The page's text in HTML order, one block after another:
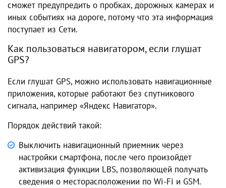
сможет предупредить о пробках, дорожных камерах и
иных событиях на дороге, потому что эта информация
поступает из Сети.
Как пользоваться навигатором, если глушат
GPS?
Если глушат GPS, можно использовать навигационные
приложения, которые работают без спутникового
сигнала, например «Яндекс Навигатор».
Порядок действий такой:
Выключить навигационный приемник через
настройки смартфона, после чего произойдет
активизация функции LBS, позволяющей получать
сведения о месторасположении по Wi-Fi и GSM.